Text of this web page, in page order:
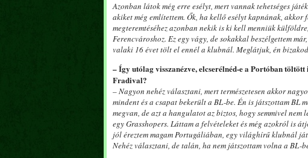
Azonban látok még erre esélyt, mert vannak tehetséges
akiket még említettem. Ők, ha kellő esélyt kapnának,
megteremtéséhez azonban nekik is ki kell menniük
Ferencvároshoz. Ez egy vágy, de sokakkal beszélgettem
valaki 16 évet tölt el ennél a klubnál. Meglátjuk, én
– Így utólag visszanézve, elcserélnéd-e a Portóban
Fradival?
– Nagyon nehéz választani, mert természetesen akkor
mindent és a csapat bekerült a BL-be. Én is játszottam BL
megvan, de azt a hangulatot az biztos, hogy semmivel
egy Grasshopers. Láttam a felvételeket és még azokról is
jól éreztem magam Portugáliában, egy világhírű klubnál
Nehéz választani, de talán, ha nem játszottam volna a BL-